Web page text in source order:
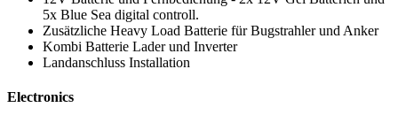
5x Blue Sea digital controll.
Zusätzliche Heavy Load Batterie für Bugstrahler und Anker
Kombi Batterie Lader und Inverter
Landanschluss Installation
Electronics